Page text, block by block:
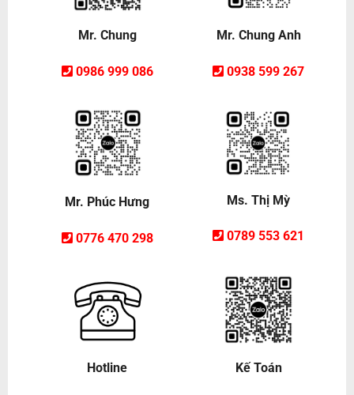
Mr. Chung
0986 999 086
Mr. Chung Anh
0938 599 267
Mr. Phúc Hưng
0776 470 298
Ms. Thị Mỳ
0789 553 621
Hotline Kế Toán